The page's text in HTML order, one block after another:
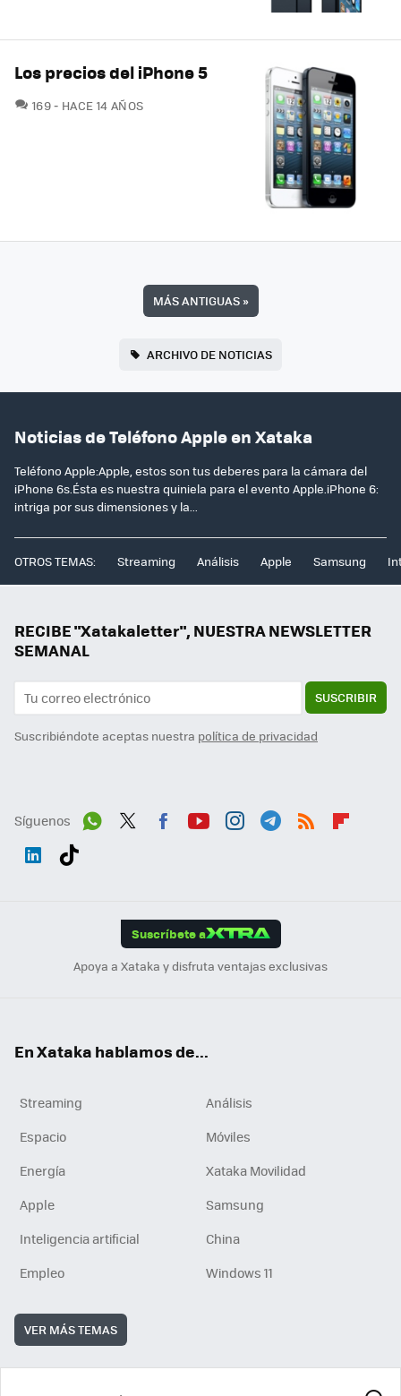
Los precios del iPhone 5
169COMENTARIOS
HACE 14 AÑOS
MÁS ANTIGUAS»
ARCHIVO DE NOTICIAS
Noticias de Teléfono Apple en Xataka
Teléfono Apple:Apple, estos son tus deberes para la cámara del
iPhone 6s.Ésta es nuestra quiniela para el evento Apple.iPhone 6:
intriga por sus dimensiones y la...
OTROS TEMAS: Streaming Análisis Apple Samsung
RECIBE "Xatakaletter", NUESTRA NEWSLETTER
SEMANAL
SUSCRIBIR
Suscribiéndote aceptas nuestra política de privacidad
Síguenos
Suscríbete a
Apoya a Xataka y disfruta ventajas exclusivas
En Xataka hablamos de...
Streaming
Análisis
Espacio
Móviles
Energía
Xataka Movilidad
Apple
Samsung
Inteligencia artificial
China
Empleo
Windows 11
VER MÁS TEMAS